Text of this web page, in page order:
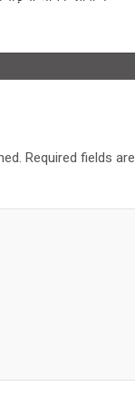
Required fields